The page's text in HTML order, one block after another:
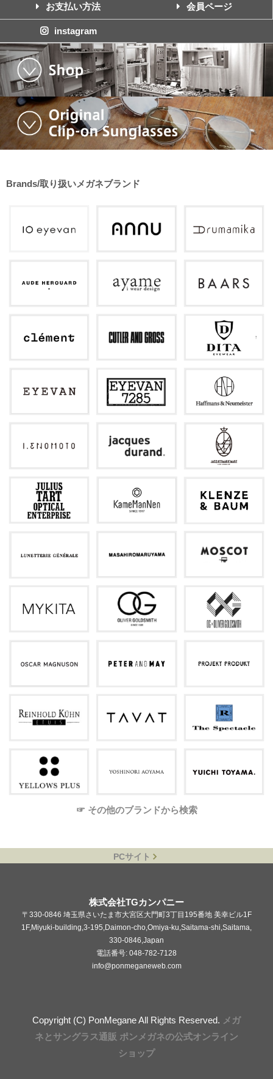
お支払い方法 会員ページ
instagram
Brands/取り扱いメガネブランド
☞ その他のブランドから検索
PCサイト
株式会社TGカンパニー
〒330-0846 埼玉県さいたま市大宮区大門町3丁目195番地 美幸ビル1F
1F,Miyuki-building,3-195,Daimon-cho,Omiya-ku,Saitama-shi,Saitama,
330-0846,Japan
電話番号: 048-782-7128
info@ponmeganeweb.com
Copyright (C) PonMegane All Rights Reserved. メガ
ネとサングラス通販 ポンメガネの公式オンライン
ショップ